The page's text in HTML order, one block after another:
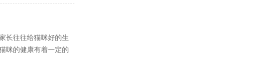
长往往给猫咪好的生
咪的健康有着一定的